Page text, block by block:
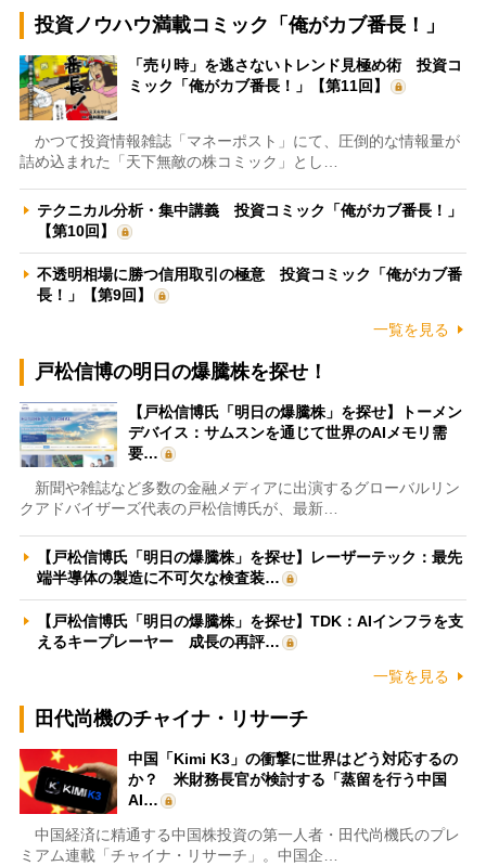
投資ノウハウ満載コミック「俺がカブ番長！」
「売り時」を逃さないトレンド見極め術 投資コ
ミック「俺がカブ番長！」【第11回】
かつて投資情報雑誌「マネーポスト」にて、圧倒的な情報量が
詰め込まれた「天下無敵の株コミック」とし…
テクニカル分析・集中講義 投資コミック「俺がカブ番長！」
【第10回】
不透明相場に勝つ信用取引の極意 投資コミック「俺がカブ番
長！」【第9回】
一覧を見る
戸松信博の明日の爆騰株を探せ！
【戸松信博氏「明日の爆騰株」を探せ】トーメン
デバイス：サムスンを通じて世界のAIメモリ需
要…
新聞や雑誌など多数の金融メディアに出演するグローバルリン
クアドバイザーズ代表の戸松信博氏が、最新…
【戸松信博氏「明日の爆騰株」を探せ】レーザーテック：最先
端半導体の製造に不可欠な検査装…
【戸松信博氏「明日の爆騰株」を探せ】TDK：AIインフラを支
えるキープレーヤー 成長の再評…
一覧を見る
田代尚機のチャイナ・リサーチ
中国「Kimi K3」の衝撃に世界はどう対応するの
か？ 米財務長官が検討する「蒸留を行う中国
AI…
中国経済に精通する中国株投資の第一人者・田代尚機氏のプレ
ミアム連載「チャイナ・リサーチ」。中国企…